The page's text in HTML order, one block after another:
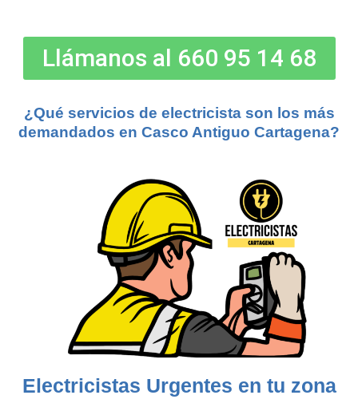
Llámanos al 660 95 14 68​
¿Qué servicios de electricista son los más
demandados en Casco Antiguo Cartagena?
Electricistas Urgentes en tu zona